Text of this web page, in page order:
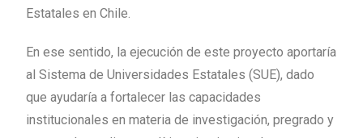
Estatales en Chile.
En ese sentido, la ejecución de este proyecto aportaría
al Sistema de Universidades Estatales (SUE), dado
que ayudaría a fortalecer las capacidades
institucionales en materia de investigación, pregrado y